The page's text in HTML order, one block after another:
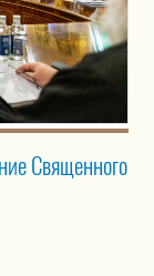
Священного